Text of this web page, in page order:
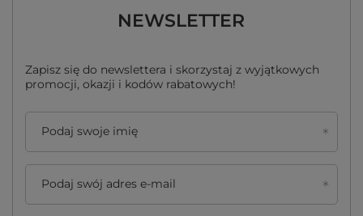
NEWSLETTER
Zapisz się do newslettera i skorzystaj z wyjątkowych
promocji, okazji i kodów rabatowych!
Podaj swoje imię
Podaj swój adres e-mail